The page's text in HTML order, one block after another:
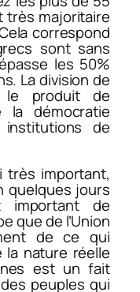
très majoritaire
correspond
sont sans
les 50%
La division de
le produit de
la démocratie
de
très important,
quelques jours
important de
que de l’Union
de ce qui
la nature réelle
est un fait
peuples qui